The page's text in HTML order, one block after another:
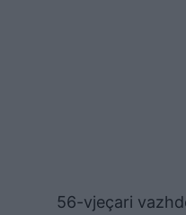
56-vjeçari